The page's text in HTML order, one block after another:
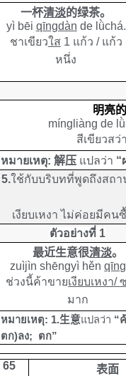
一杯清淡的绿茶。
yì bēi qīngdàn de lǜchá.
ชาเขียวใส1 แก้ว / แก้ว
หนึ่ง
明亮
míngliàng de
สีเขียวสว่
หมายเหตุ:解压 แปลว่า “
5.ใช้กับบริบทที่พูดถึงสถา
เงียบเหงา ไม่ค่อยมีค
ตัวอย่างที่ 1
最近生意很清淡。
zuìjìn shēngyì hěn
ช่วงนี้ค้าขายเงียบเหงา/
มาก
หมายเหตุ: 1.生意แปลว่า “
ตก)ลง; ตก”
65
表面